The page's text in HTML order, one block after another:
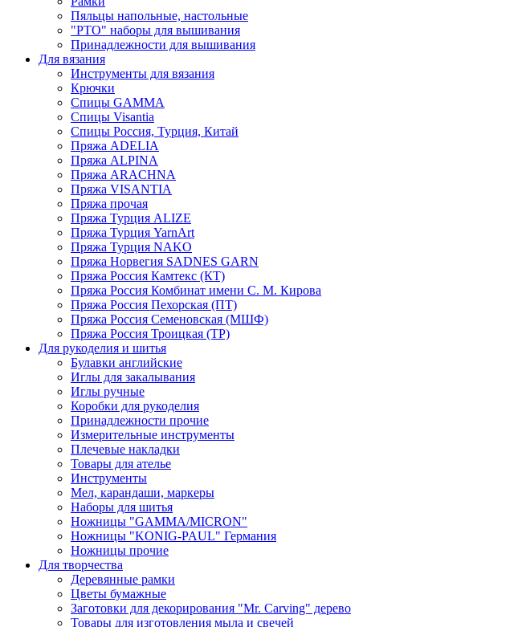
Пяльцы напольные, настольные
"РТО" наборы для вышивания
Принадлежности для вышивания
Для вязания
Инструменты для вязания
Крючки
Спицы GAMMA
Спицы Visantia
Спицы Россия, Турция, Китай
Пряжа ADELIA
Пряжа ALPINA
Пряжа ARACHNA
Пряжа VISANTIA
Пряжа прочая
Пряжа Турция ALIZE
Пряжа Турция YarnArt
Пряжа Турция NAKO
Пряжа Норвегия SADNES GARN
Пряжа Россия Камтекс (КТ)
Пряжа Россия Комбинат имени С. М. Кирова
Пряжа Россия Пехорская (ПТ)
Пряжа Россия Семеновская (МШФ)
Пряжа Россия Троицкая (ТР)
Для рукоделия и шитья
Булавки английские
Иглы для закалывания
Иглы ручные
Коробки для рукоделия
Принадлежности прочие
Измерительные инструменты
Плечевые накладки
Товары для ателье
Инструменты
Мел, карандаши, маркеры
Наборы для шитья
Ножницы "GAMMA/MICRON"
Ножницы "KONIG-PAUL" Германия
Ножницы прочие
Для творчества
Деревянные рамки
Цветы бумажные
Заготовки для декорирования "Mr. Carving" дерево
Товары для изготовления мыла и свечей